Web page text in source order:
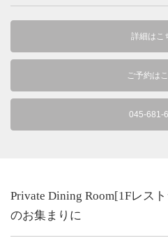
詳細はこ
ご予約は
045-681-
Private Dining Room[1Fレス
のお集まりに